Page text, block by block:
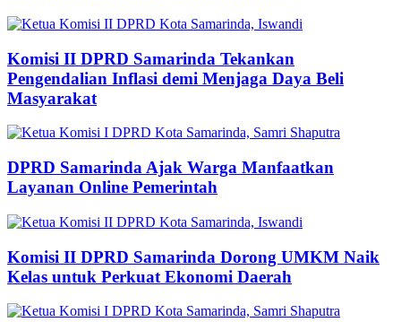
Komisi II DPRD Samarinda Tekankan
Pengendalian Inflasi demi Menjaga Daya Beli
Masyarakat
DPRD Samarinda Ajak Warga Manfaatkan
Layanan Online Pemerintah
Komisi II DPRD Samarinda Dorong UMKM Naik
Kelas untuk Perkuat Ekonomi Daerah